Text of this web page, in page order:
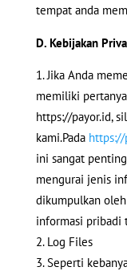
tempat anda
D. Kebijakan
Jika Anda
memiliki
https://payor.id,
kami.Pada https://
ini sangat
mengurai jenis
dikumpulkan oleh
informasi pribadi
Log Files
Seperti